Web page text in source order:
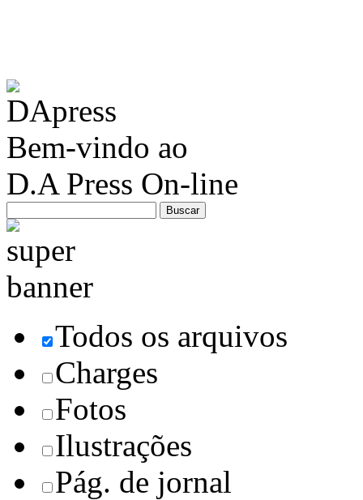
Bem-vindo ao
D.A Press On-line
Todos os arquivos
Charges
Fotos
Ilustrações
Pág. de jornal